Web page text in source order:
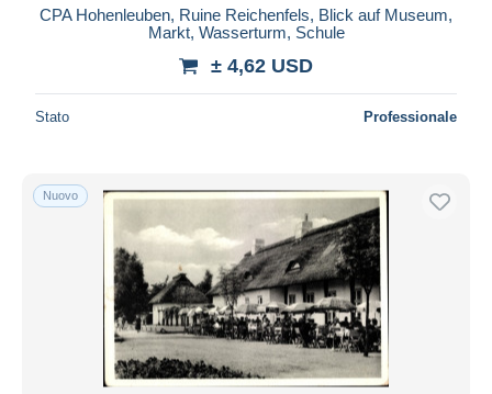
CPA Hohenleuben, Ruine Reichenfels, Blick auf Museum,
Markt, Wasserturm, Schule
± 4,62 USD
Stato Professionale
Nuovo